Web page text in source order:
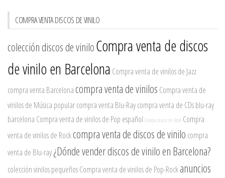
COMPRA VENTA DISCOS DE VINILO
colección discos de viniloCompra venta de discos
de vinilo en Barcelona Compra venta de vinilos de Jazz
compra venta Barcelona compra venta de vinilos Compra venta de
vinilos de Música popularcompra venta Blu-Raycompra venta de CDsblu-ray
barcelona Compra venta de vinilos de Pop español Compra discos de Rock Compra
venta de vinilos de Rockcompra venta de discos de vinilo compra
venta de Blu-ray¿Dónde vender discos de vinilo en Barcelona?
colección vinilos pequeñosCompra venta de vinilos de Pop-Rockanuncios